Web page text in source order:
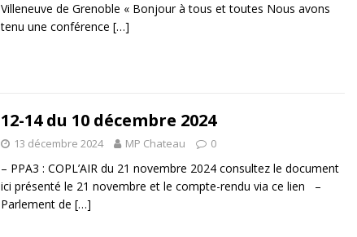
Villeneuve de Grenoble « Bonjour à tous et toutes Nous avons
tenu une conférence […]
12-14 du 10 décembre 2024
13 décembre 2024 MP Chateau 0
– PPA3 : COPL’AIR du 21 novembre 2024 consultez le document
ici présenté le 21 novembre et le compte-rendu via ce lien –
Parlement de […]